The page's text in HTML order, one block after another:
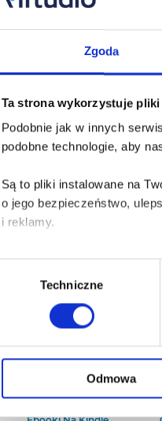
Zgoda
Ta strona wykorzystuje
Podobnie jak w innych
podobne technologie, aby
Są to pliki instalowane na
o jego bezpieczeństwo,
i reklamy.
Poza plikami, które są nam
Twojej zgody.
Każda udzielona zgoda
Techniczne
Odmowa
Brak pozycji.
Polecamy
Darmowe Ebooki